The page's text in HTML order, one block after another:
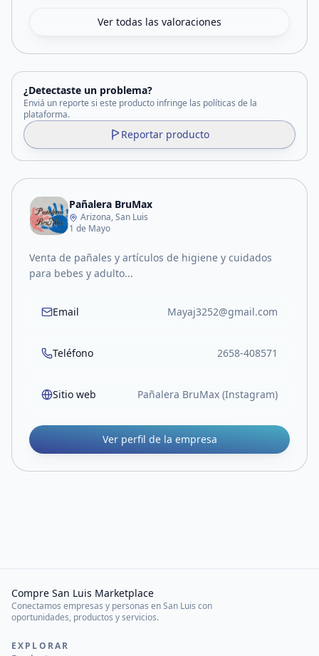
Ver todas las valoraciones
¿Detectaste un problema?
Enviá un reporte si este producto infringe las políticas de la
plataforma.
Reportar producto
Pañalera BruMax
Arizona, San Luis
1 de Mayo
Venta de pañales y artículos de higiene y cuidados
para bebes y adulto...
Email Mayaj3252@gmail.com
Teléfono 2658-408571
Sitio web Pañalera BruMax (Instagram)
Ver perfil de la empresa
Compre San Luis Marketplace
Conectamos empresas y personas en San Luis con
oportunidades, productos y servicios.
EXPLORAR